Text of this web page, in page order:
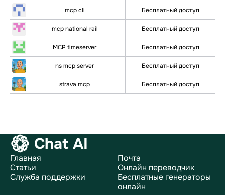
mcp cli Бесплатный доступ
mcp national rail Бесплатный доступ
MCP timeserver Бесплатный доступ
ns mcp server Бесплатный доступ
strava mcp Бесплатный доступ
Chat AI
Главная
Статьи
Служба поддержки
Почта
Онлайн переводчик
Бесплатные генераторы
онлайн